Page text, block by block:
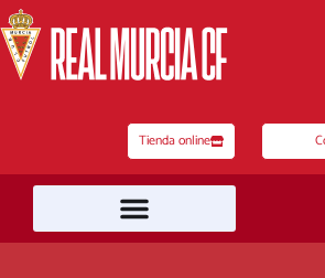
al
contenido
Tienda online